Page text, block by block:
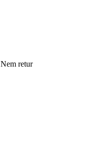
Nem retur